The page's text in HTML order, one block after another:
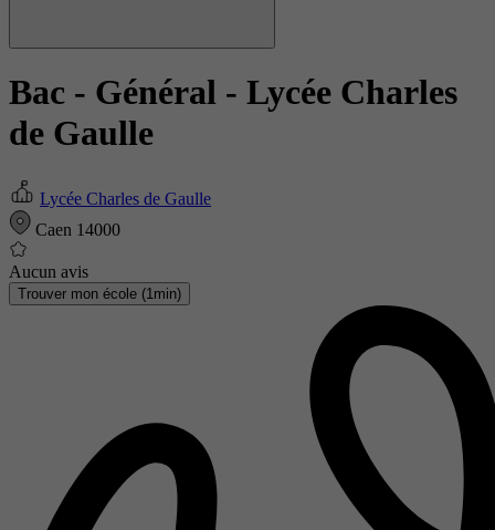
Bac - Général - Lycée Charles
de Gaulle
Lycée Charles de Gaulle
Caen 14000
Aucun avis
Trouver mon école (1min)